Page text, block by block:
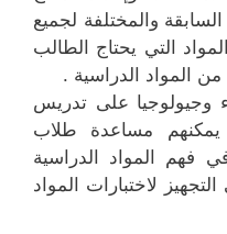
والمختلفة لجميع
التي يحتاج الطالب
من المواد الدراسية .
وجيولوجيا على تدريس
مساعدة طلاب
فهم المواد الدراسية
لاختبارات المواد